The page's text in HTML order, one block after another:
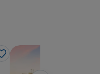
Me gusta